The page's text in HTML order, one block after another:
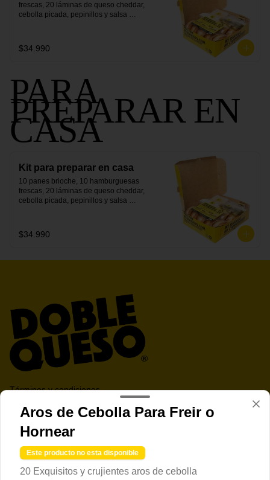
frescas, 20 láminas de queso cheddar,
cebolla picada, pepinillos y salsa
$34.990
PARA
PREPARAR EN
CASA
Kit para preparar en casa
10 panes brioche, 10 hamburguesas
frescas, 20 láminas de queso cheddar,
cebolla picada, pepinillos y salsa
$34.990
Términos y condiciones
Política de privacidad
Redes sociales
Instagram
Aros de Cebolla Para Freir o
Hornear
Este producto no esta disponible
20 Exquisitos y crujientes aros de cebolla